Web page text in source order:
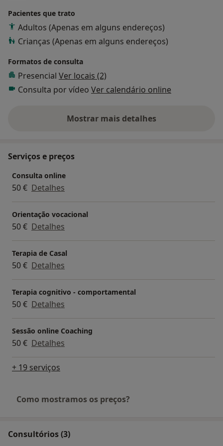
Pacientes que trato
Adultos (Apenas em alguns endereços)
Crianças (Apenas em alguns endereços)
Formatos de consulta
Presencial Ver locais (2)
Consulta por vídeo Ver calendário online
Mostrar mais detalhes
sobre a experiência
Serviços e preços
Consulta online
50 € Detalhes
Orientação vocacional
50 € Detalhes
Terapia de Casal
50 € Detalhes
Terapia cognitivo - comportamental
50 € Detalhes
Sessão online Coaching
50 € Detalhes
+ 19 serviços
Como mostramos os preços?
Consultórios (3)